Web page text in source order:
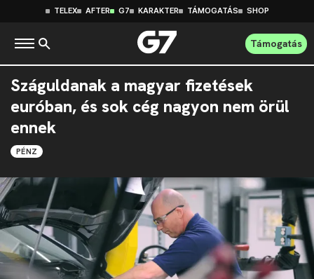
TELEX AFTER G7 KARAKTER TÁMOGATÁS SHOP
Támogatás
Száguldanak a magyar fizetések
euróban, és sok cég nagyon nem örül
ennek
PÉNZ